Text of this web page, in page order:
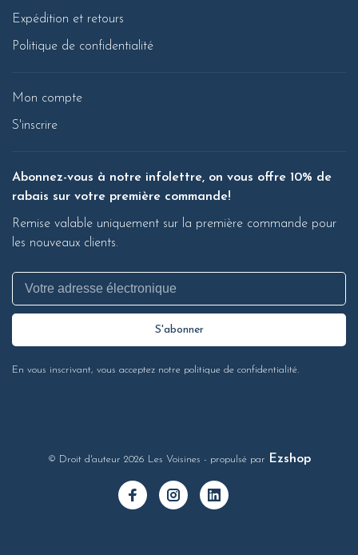
Expédition et retours
Politique de confidentialité
Mon compte
S'inscrire
Abonnez-vous à notre infolettre, on vous offre 10% de
rabais sur votre première commande!
Remise valable uniquement sur la première commande pour
les nouveaux clients.
S'abonner
En vous inscrivant, vous acceptez notre politique de confidentialité.
© Droit d'auteur 2026 Les Voisines - propulsé par Ezshop